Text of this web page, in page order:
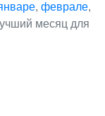
, феврале,
месяц для